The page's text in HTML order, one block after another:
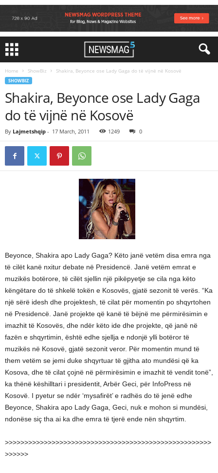
Home ShowBiz Shakira, Beyonce ose Lady Gaga do të vijnë në Kosovë
SHOWBIZ
Shakira, Beyonce ose Lady Gaga
do të vijnë në Kosovë
By Lajmetshqip - 17 March, 2011 1249 0
Beyonce, Shakira apo Lady Gaga? Këto janë vetëm disa emra nga
të cilët kanë nxitur debate në Presidencë. Janë vetëm emrat e
muzikës botërore, të cilët sjellin një pikëpyetje se cila nga këto
këngëtare do të shkelë tokën e Kosovës, gjatë sezonit të verës. “Ka
një sërë idesh dhe projektesh, të cilat për momentin po shqyrtohen
në Presidencë. Janë projekte që kanë të bëjnë me përmirësimin e
imazhit të Kosovës, dhe ndër këto ide dhe projekte, që janë në
fazën e shqyrtimin, është edhe sjellja e ndonjë ylli botëror të
muzikës në Kosovë, gjatë sezonit veror. Për momentin mund të
them vetëm se jemi duke shqyrtuar të gjitha ato mundësi që ka
Kosova, dhe të cilat çojnë në përmirësimin e imazhit të vendit tonë”,
ka thënë këshilltari i presidentit, Arbër Geci, për InfoPress në
Kosovë. I pyetur se ndër ‘mysafirët’ e radhës do të jenë edhe
Beyonce, Shakira apo Lady Gaga, Geci, nuk e mohon si mundësi,
ndonëse siç tha ai ka dhe emra të tjerë ende nën shqyrtim.
>>>>>>>>>>>>>>>>>>>>>>>>>>>>>>>>>>>>>>>>>>>>>>>>>>>>>
>>>>>>